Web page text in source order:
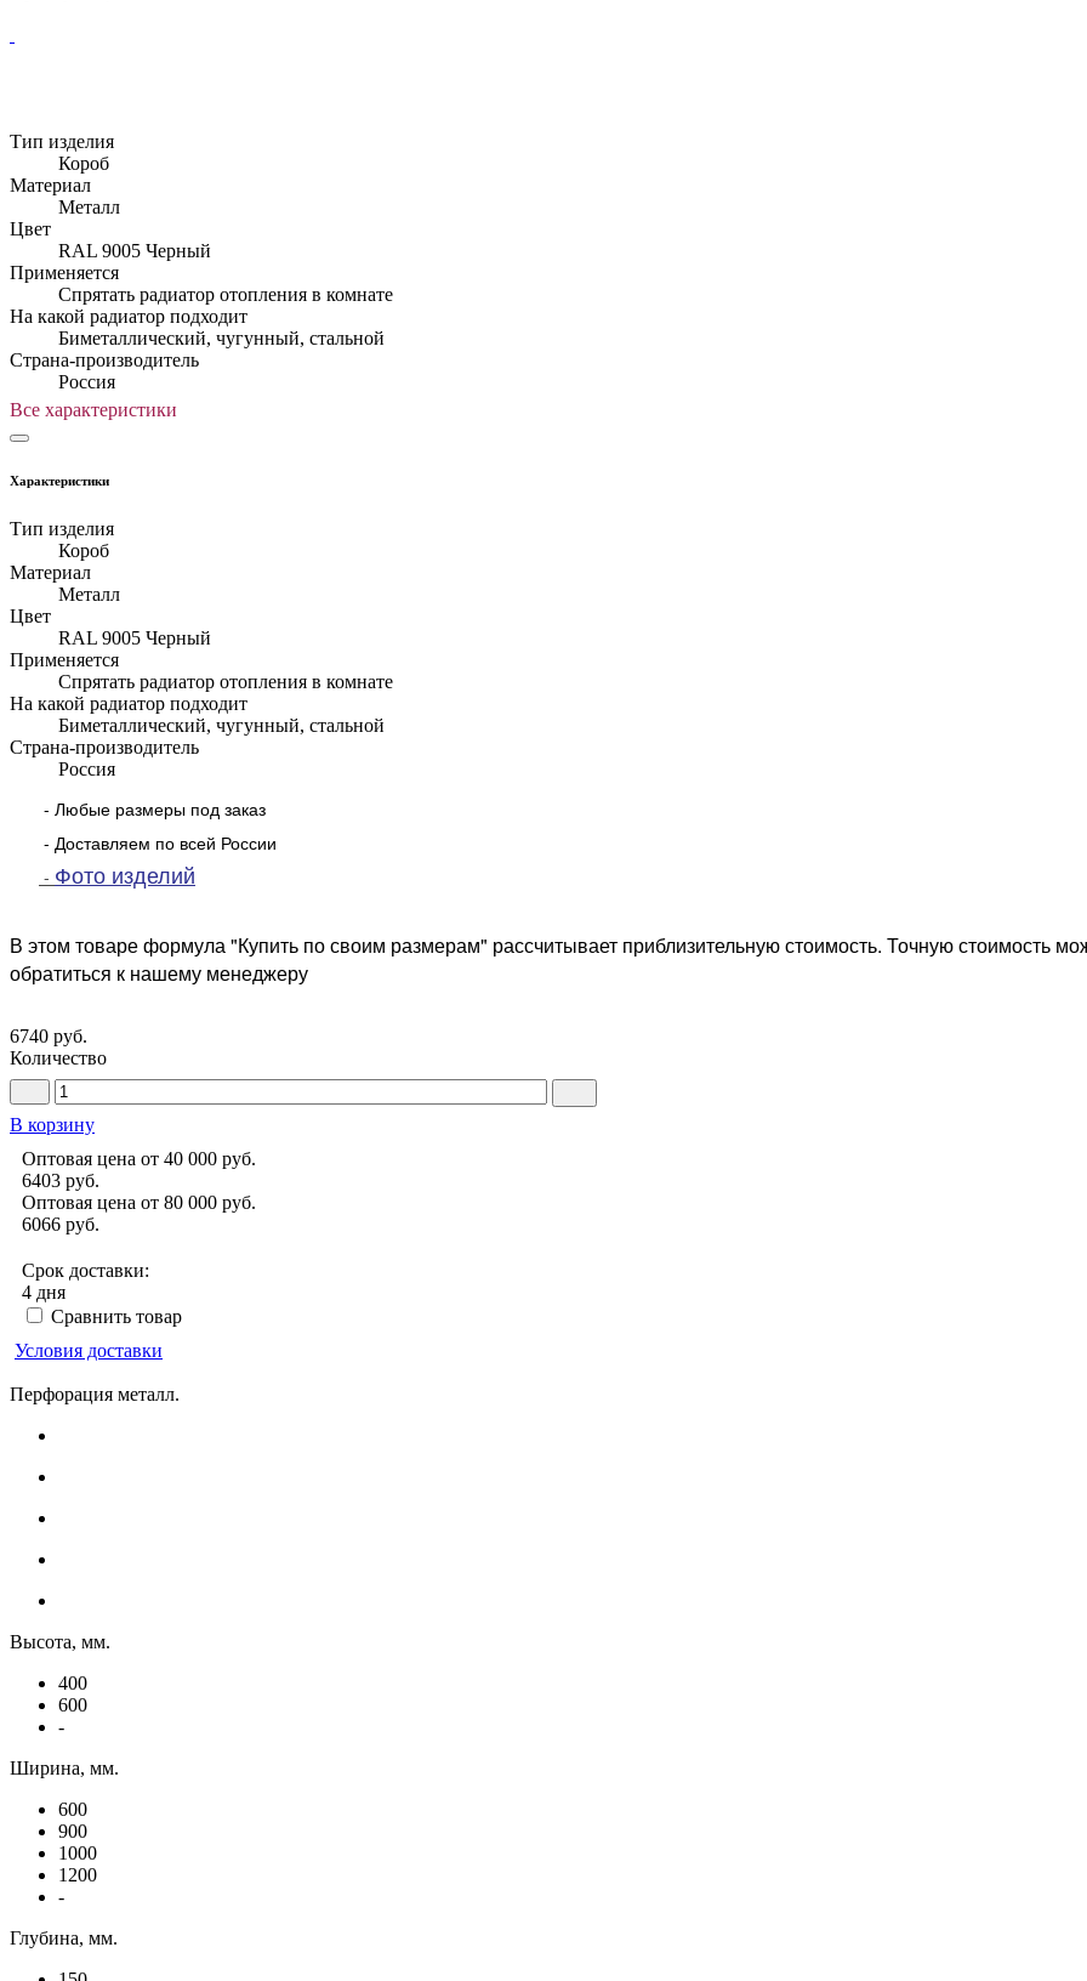
Тип изделия
Короб
Материал
Металл
Цвет
RAL 9005 Черный
Применяется
Спрятать радиатор отопления в комнате
На какой радиатор подходит
Биметаллический, чугунный, стальной
Страна-производитель
Россия
Все характеристики
Характеристики
Тип изделия
Короб
Материал
Металл
Цвет
RAL 9005 Черный
Применяется
Спрятать радиатор отопления в комнате
На какой радиатор подходит
Биметаллический, чугунный, стальной
Страна-производитель
Россия
- Любые размеры под заказ
- Доставляем по всей России
- Фото изделий
В этом товаре формула "Купить по своим размерам" рассчитывает приблизительную стоимость. Точную стоимость
обратиться к нашему менеджеру
6740 руб.
Количество
В корзину
Оптовая цена от 40 000 руб.
6403 руб.
Оптовая цена от 80 000 руб.
6066 руб.
Срок доставки:
4 дня
Сравнить товар
Условия доставки
Перфорация металл.
Высота, мм.
400
600
-
Ширина, мм.
600
900
1000
1200
-
Глубина, мм.